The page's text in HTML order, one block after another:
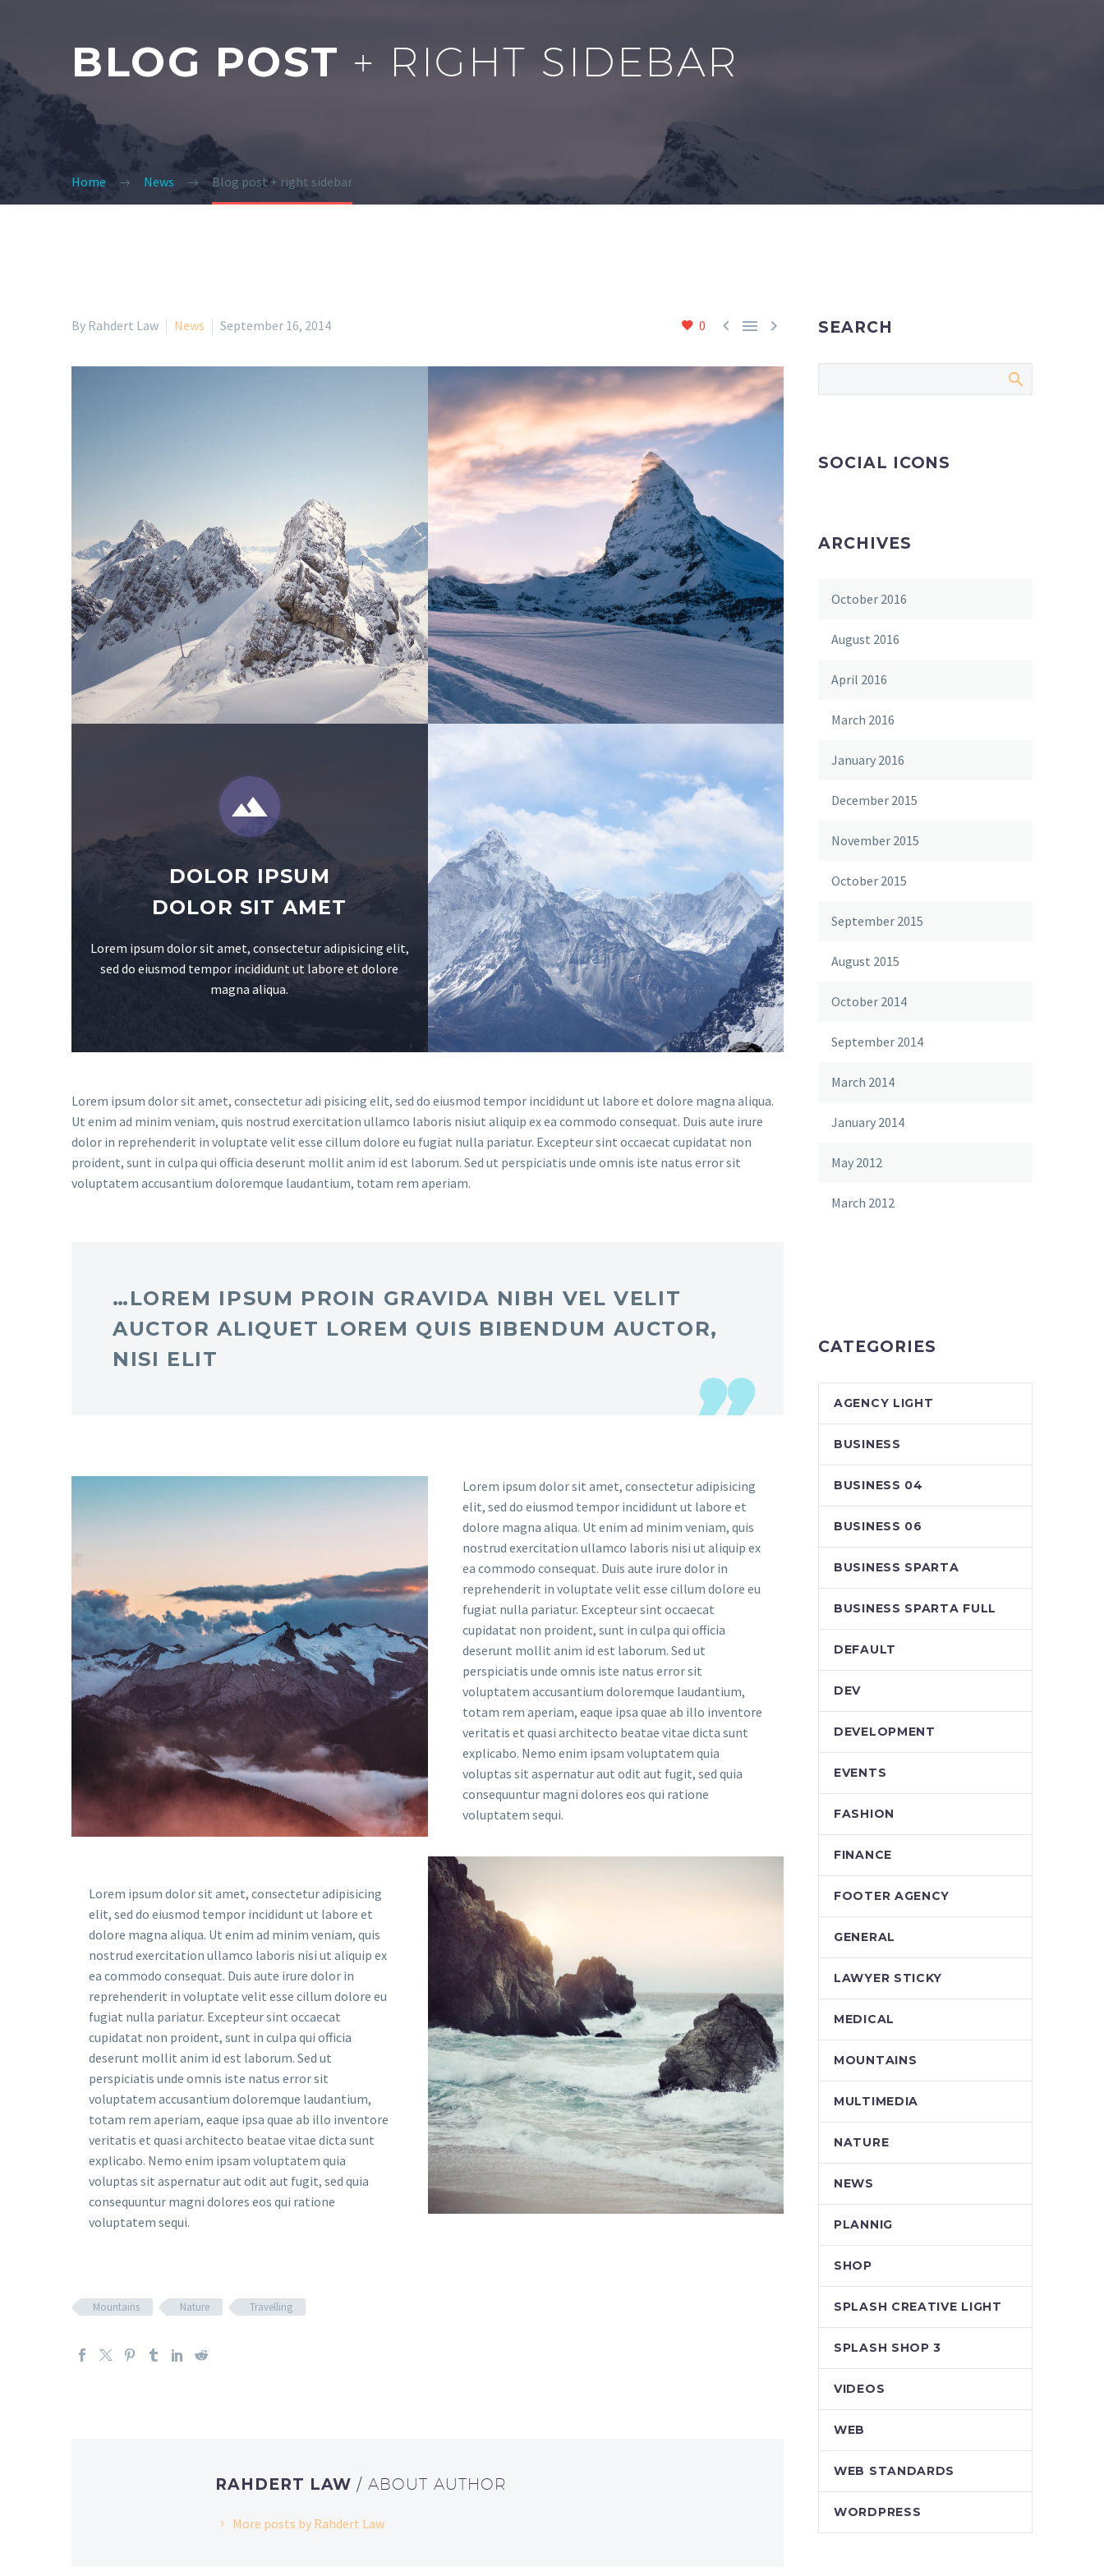
BLOG POST + RIGHT SIDEBAR
Home News Blog post + right sidebar
0   
By Rahdert Law News September 16, 2014


DOLOR IPSUM
DOLOR SIT AMET
Lorem ipsum dolor sit amet, consectetur adipisicing elit,
sed do eiusmod tempor incididunt ut labore et dolore
magna aliqua.
Lorem ipsum dolor sit amet, consectetur adi pisicing elit, sed do eiusmod tempor incididunt ut labore et dolore magna aliqua.
Ut enim ad minim veniam, quis nostrud exercitation ullamco laboris nisiut aliquip ex ea commodo consequat. Duis aute irure
dolor in reprehenderit in voluptate velit esse cillum dolore eu fugiat nulla pariatur. Excepteur sint occaecat cupidatat non
proident, sunt in culpa qui officia deserunt mollit anim id est laborum. Sed ut perspiciatis unde omnis iste natus error sit
voluptatem accusantium doloremque laudantium, totam rem aperiam.
…LOREM IPSUM PROIN GRAVIDA NIBH VEL VELIT
AUCTOR ALIQUET LOREM QUIS BIBENDUM AUCTOR,
NISI ELIT
Lorem ipsum dolor sit amet, consectetur adipisicing
elit, sed do eiusmod tempor incididunt ut labore et
dolore magna aliqua. Ut enim ad minim veniam, quis
nostrud exercitation ullamco laboris nisi ut aliquip ex
ea commodo consequat. Duis aute irure dolor in
reprehenderit in voluptate velit esse cillum dolore eu
fugiat nulla pariatur. Excepteur sint occaecat
cupidatat non proident, sunt in culpa qui officia
deserunt mollit anim id est laborum. Sed ut
perspiciatis unde omnis iste natus error sit
voluptatem accusantium doloremque laudantium,
totam rem aperiam, eaque ipsa quae ab illo inventore
veritatis et quasi architecto beatae vitae dicta sunt
explicabo. Nemo enim ipsam voluptatem quia
voluptas sit aspernatur aut odit aut fugit, sed quia
consequuntur magni dolores eos qui ratione
voluptatem sequi.
Lorem ipsum dolor sit amet, consectetur adipisicing
elit, sed do eiusmod tempor incididunt ut labore et
dolore magna aliqua. Ut enim ad minim veniam, quis
nostrud exercitation ullamco laboris nisi ut aliquip ex
ea commodo consequat. Duis aute irure dolor in
reprehenderit in voluptate velit esse cillum dolore eu
fugiat nulla pariatur. Excepteur sint occaecat
cupidatat non proident, sunt in culpa qui officia
deserunt mollit anim id est laborum. Sed ut
perspiciatis unde omnis iste natus error sit
voluptatem accusantium doloremque laudantium,
totam rem aperiam, eaque ipsa quae ab illo inventore
veritatis et quasi architecto beatae vitae dicta sunt
explicabo. Nemo enim ipsam voluptatem quia
voluptas sit aspernatur aut odit aut fugit, sed quia
consequuntur magni dolores eos qui ratione
voluptatem sequi.
Mountains Nature Travelling
RAHDERT LAW/ ABOUT AUTHOR
More posts by Rahdert Law
SEARCH
SOCIAL ICONS
ARCHIVES
October 2016
August 2016
April 2016
March 2016
January 2016
December 2015
November 2015
October 2015
September 2015
August 2015
October 2014
September 2014
March 2014
January 2014
May 2012
March 2012
CATEGORIES
AGENCY LIGHT
BUSINESS
BUSINESS 04
BUSINESS 06
BUSINESS SPARTA
BUSINESS SPARTA FULL
DEFAULT
DEV
DEVELOPMENT
EVENTS
FASHION
FINANCE
FOOTER AGENCY
GENERAL
LAWYER STICKY
MEDICAL
MOUNTAINS
MULTIMEDIA
NATURE
NEWS
PLANNIG
SHOP
SPLASH CREATIVE LIGHT
SPLASH SHOP 3
VIDEOS
WEB
WEB STANDARDS
WORDPRESS